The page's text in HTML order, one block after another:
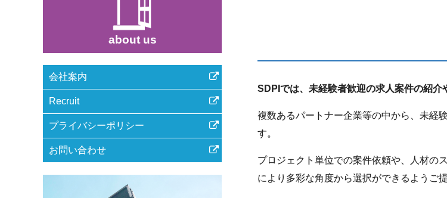
SDPIでは、未経験者歓迎の求人案件の紹介
複数あるパートナー企業等の中から、未経
す。
プロジェクト単位での案件依頼や、人材の
により多彩な角度から選択ができるようご
about us
会社案内
Recruit
プライバシーポリシー
お問い合わせ